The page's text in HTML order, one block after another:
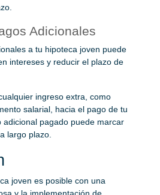
Adicionales
a tu hipoteca joven puede
intereses y reducir el plazo de
ingreso extra, como
salarial, hacia el pago de tu
adicional pagado puede marcar
largo plazo.
joven es posible con una